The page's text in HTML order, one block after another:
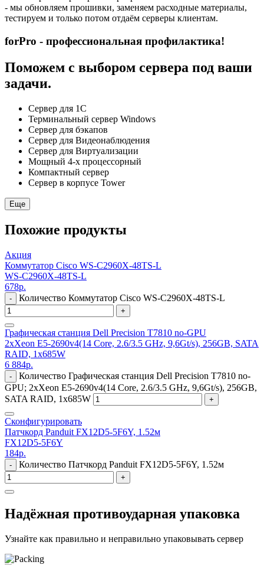
- мы обновляем прошивки, заменяем расходные материалы,
тестируем и только потом отдаём серверы клиентам.
forPro - профессиональная профилактика!
Поможем с выбором сервера под ваши
задачи.
Сервер для 1С
Терминальный сервер Windows
Сервер для бэкапов
Сервер для Видеонаблюдения
Сервер для Виртуализации
Мощный 4-х процессорный
Компактный сервер
Сервер в корпусе Tower
Еще
Похожие продукты
Акция
Коммутатор Cisco WS-C2960X-48TS-L
WS-C2960X-48TS-L
678р.
- Количество Коммутатор Cisco WS-C2960X-48TS-L
+
Графическая станция Dell Precision T7810 no-GPU
2xXeon E5-2690v4(14 Core, 2.6/3.5 GHz, 9,6Gt/s), 256GB, SATA
RAID, 1x685W
6 884р.
-
Количество Графическая станция Dell Precision T7810 no-
GPU; 2xXeon E5-2690v4(14 Core, 2.6/3.5 GHz, 9,6Gt/s), 256GB,
SATA RAID, 1x685W
+
Сконфигурировать
Патчкорд Panduit FX12D5-5F6Y, 1.52м
FX12D5-5F6Y
184р.
- Количество Патчкорд Panduit FX12D5-5F6Y, 1.52м
+
Надёжная противоударная упаковка
Узнайте как правильно и неправильно упаковывать сервер